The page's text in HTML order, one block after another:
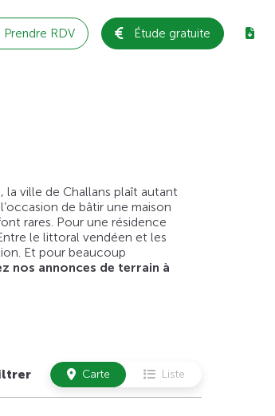
Prendre RDV Étude gratuite
ville de Challans plaît autant
de bâtir une maison
rares. Pour une résidence
le littoral vendéen et les
Et pour beaucoup
nos annonces de terrain à
Carte Liste